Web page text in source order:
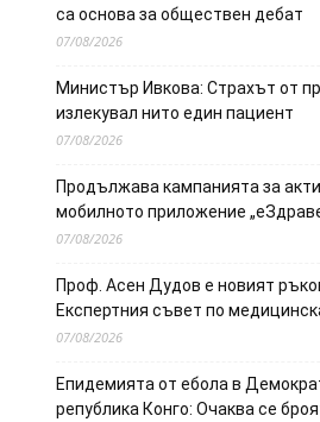
са основа за обществен дебат
07/08/2026
Министър Ивкова: Страхът от
излекувал нито един пациент
07/08/2026
Продължава кампанията за
мобилното приложение
07/08/2026
Проф. Асен Дудов е новият
Експертния съвет по
07/08/2026
Епидемията от ебола в
република Конго: Очаква се